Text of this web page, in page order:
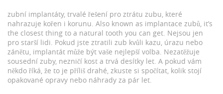
zubní implantáty, trvalé řešení pro ztrátu zubu, které
nahrazuje kořen i korunu. Also known as implantace zubů, it’s
the closest thing to a natural tooth you can get. Nejsou jen
pro starší lidi. Pokud jste ztratili zub kvůli kazu, úrazu nebo
zánětu, implantát může být vaše nejlepší volba. Nezatěžuje
sousední zuby, nezničí kost a trvá desítky let. A pokud vám
někdo říká, že to je příliš drahé, zkuste si spočítat, kolik stojí
opakované opravy nebo náhrady za pár let.